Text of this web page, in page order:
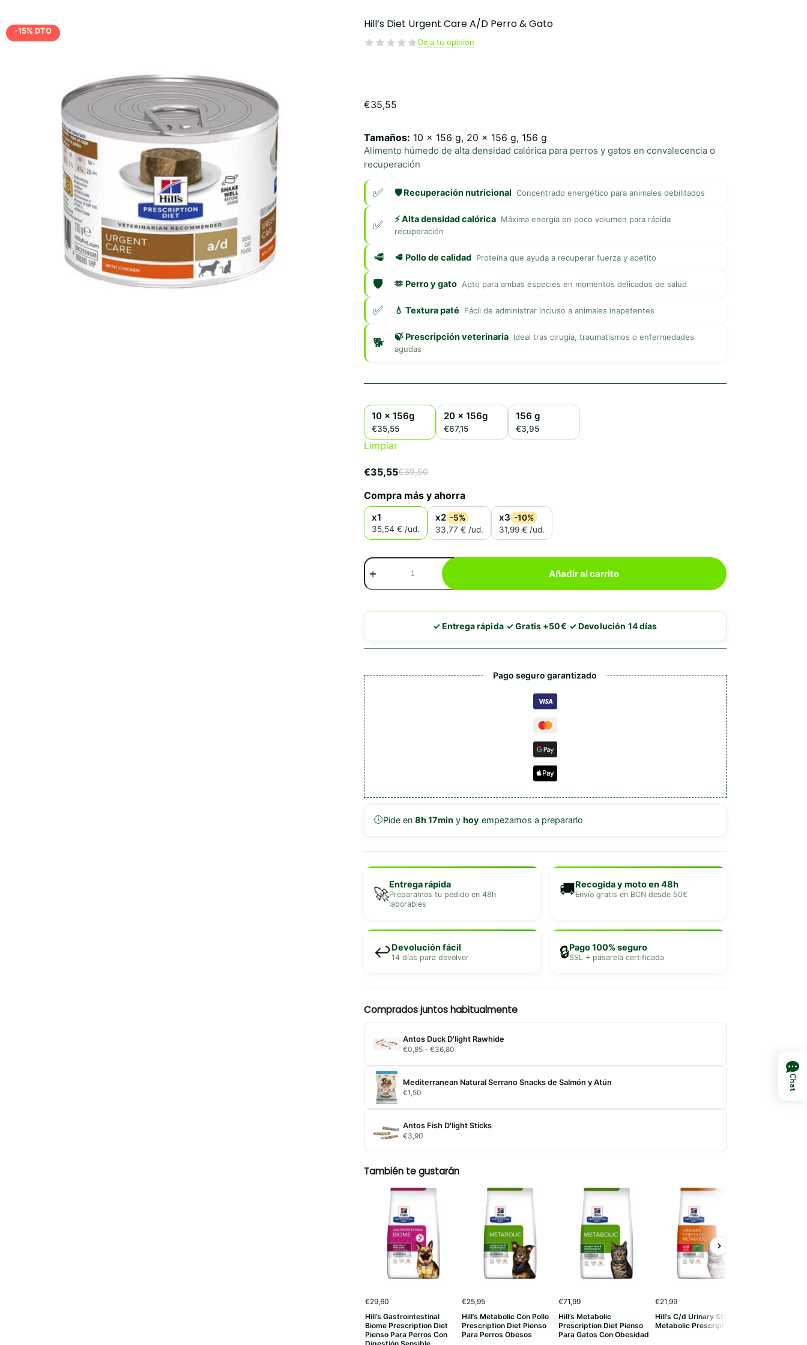
-15% DTO
Hill’s Diet Urgent Care A/D Perro & Gato
Deja tu opinion
€35,55
Tamaños: 10 x 156 g, 20 x 156 g, 156 g
Alimento húmedo de alta densidad calórica para perros y gatos en convalecencia o
recuperación
🛡️ Recuperación nutricional Concentrado energético para animales debilitados
⚡ Alta densidad calórica Máxima energía en poco volumen para rápida
recuperación
🥩 Pollo de calidad Proteína que ayuda a recuperar fuerza y apetito
🫶 Perro y gato Apto para ambas especies en momentos delicados de salud
💧 Textura paté Fácil de administrar incluso a animales inapetentes
🍃 Prescripción veterinaria Ideal tras cirugía, traumatismos o enfermedades
agudas
10 x 156g
€35,55
20 x 156g
€67,15
156 g
€3,95
Limpiar
€39,50
El
precio
original
€39,50.
€35,55El
precio
actual
€35,55.
Compra más y ahorra
x1
35,54 € /ud.
x2 -5%
33,77 € /ud.
x3 -10%
31,99 € /ud.
Hill’s
Diet
Urgent
Perro
Gato
Añadir al carrito
✓ Entrega rápida·✓ Gratis +50€·✓ Devolución 14 días
Pago seguro garantizado
🕔Pide en 8h 17miny hoy empezamos a prepararlo
🚀Entrega rápida
Preparamos tu pedido en 48h
laborables
🚚Recogida y moto en 48h
Envío gratis en BCN desde 50€
↩️Devolución fácil
14 días para devolver 🔒Pago 100% seguro
SSL + pasarela certificada
Comprados juntos habitualmente
Antos Duck D'light Rawhide
€0,85 - €36,80Rango
precios:
€0,85
Mediterranean Natural Serrano Snacks de Salmón y Atún
€1,50
Antos Fish D'light Sticks
€3,90
También te gustarán
€29,60
Hill’s Gastrointestinal
Biome Prescription Diet
Pienso Para Perros Con
€25,95
Hill’s Metabolic Con Pollo
Prescription Diet Pienso
Para Perros Obesos
€71,99
Hill’s Metabolic
Prescription Diet Pienso
Para Gatos Con Obesidad
€21,99
Hill’s C/d Urinary Stress +
Metabolic Prescription Diet
Chat